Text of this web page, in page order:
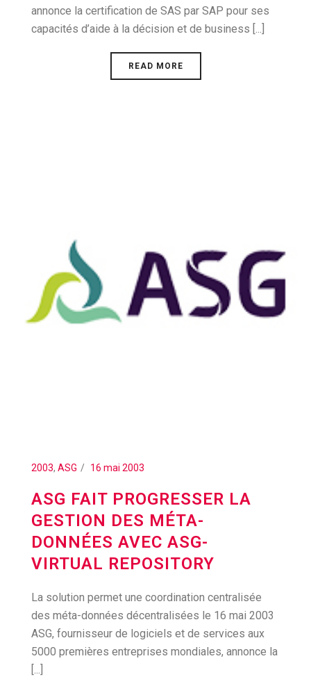
annonce la certification de SAS par SAP pour ses
capacités d’aide à la décision et de business [...]
READ MORE
2003, ASG 16 mai 2003
ASG FAIT PROGRESSER LA
GESTION DES MÉTA-
DONNÉES AVEC ASG-
VIRTUAL REPOSITORY
La solution permet une coordination centralisée
des méta-données décentralisées le 16 mai 2003
ASG, fournisseur de logiciels et de services aux
5000 premières entreprises mondiales, annonce la
[...]